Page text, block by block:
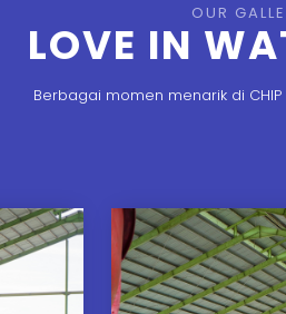
OUR
LOVE IN
Berbagai momen menarik di CHIP